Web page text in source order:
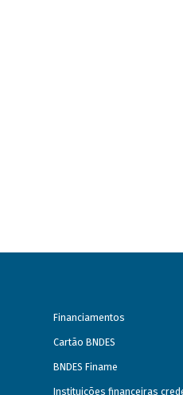
Financiamentos
Cartão BNDES
BNDES Finame
Instituições financeiras